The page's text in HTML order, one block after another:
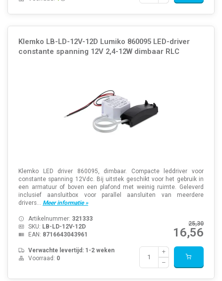
Klemko LB-LD-12V-12D Lumiko 860095 LED-driver
constante spanning 12V 2,4-12W dimbaar RLC
Klemko LED driver 860095, dimbaar. Compacte leddriver voor
constante spanning 12Vdc. Bij uitstek geschikt voor het gebruik in
een armatuur of boven een plafond met weinig ruimte. Geleverd
inclusief aansluitbox voor parallel aansluiten van meerdere
drivers... Meer informatie »
25,30
16,56
Artikelnummer: 321333
SKU: LB-LD-12V-12D
EAN: 8716643043961
Verwachte levertijd: 1-2 weken
Voorraad: 0